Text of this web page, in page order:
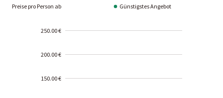
Preise pro Person ab Günstigstes Angebot
250.00 €
200.00 €
150.00 €